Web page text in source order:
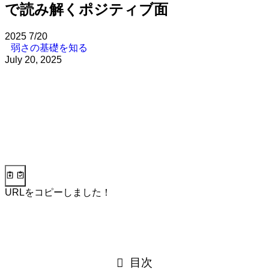
で読み解くポジティブ面
2025 7/20
弱さの基礎を知る
July 20, 2025
URLをコピーしました！
目次